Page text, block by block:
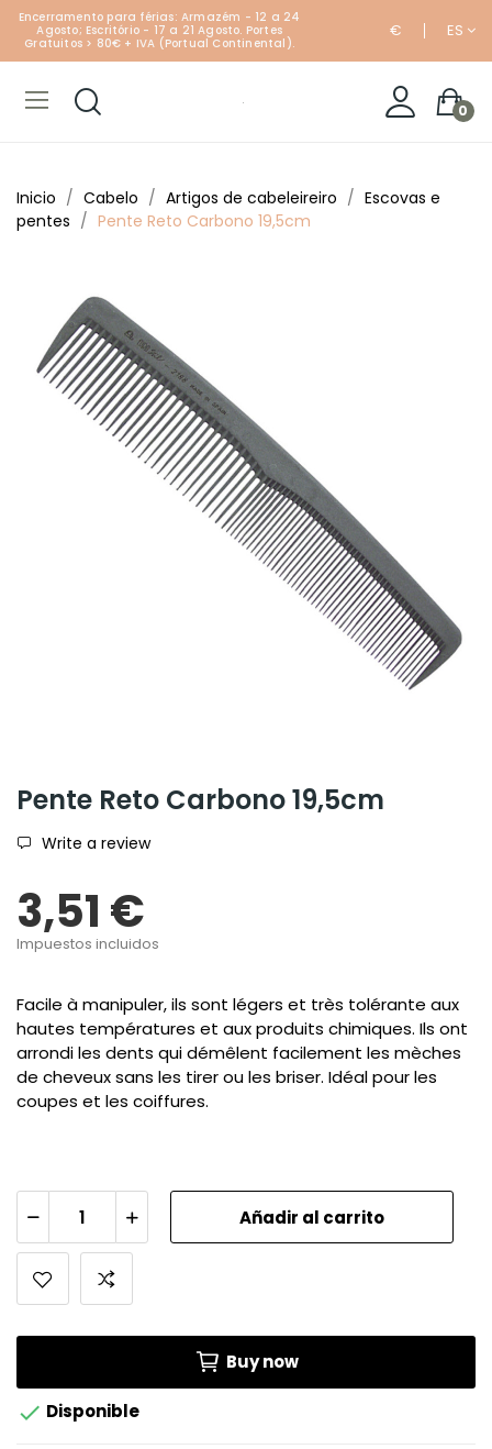
Encerramento para férias: Armazém - 12 a 24
Agosto; Escritório - 17 a 21 Agosto. Portes
Gratuitos > 80€ + IVA (Portual Continental).
€ ES
0
Inicio Cabelo Artigos de cabeleireiro
Escovas e
pentes
Pente Reto Carbono 19,5cm
Pente Reto Carbono 19,5cm
Write a review
3,51 €
Impuestos incluidos
Facile à manipuler, ils sont légers et très tolérante aux
hautes températures et aux produits chimiques. Ils ont
arrondi les dents qui démêlent facilement les mèches
de cheveux sans les tirer ou les briser. Idéal pour les
coupes et les coiffures.
Añadir al carrito
Buy now
 Disponible